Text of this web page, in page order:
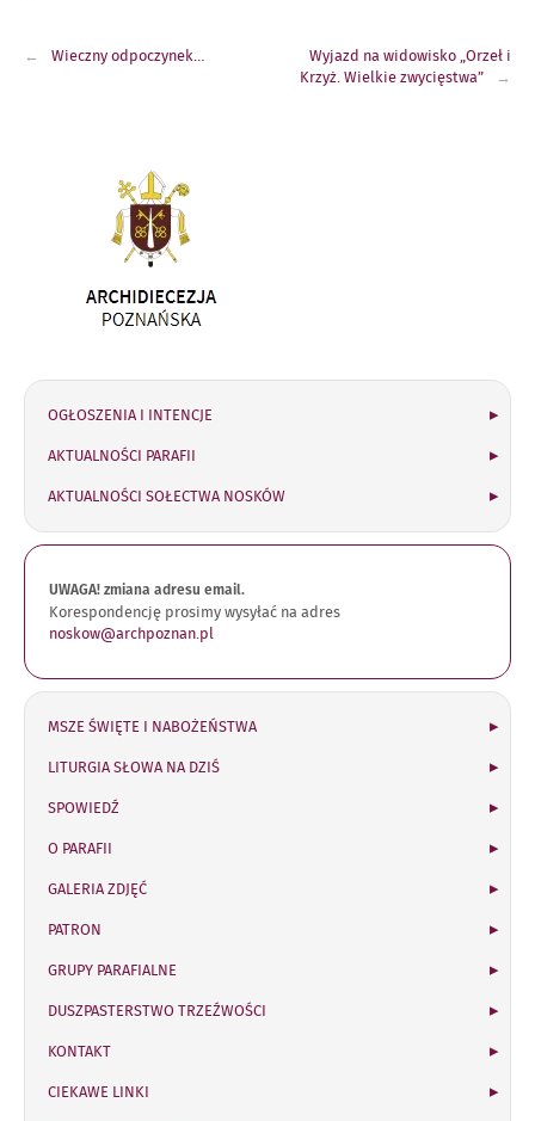
wpisu
Wieczny odpoczynek…
Wyjazd na widowisko „Orzeł i
Krzyż. Wielkie zwycięstwa”
OGŁOSZENIA I INTENCJE
AKTUALNOŚCI PARAFII
AKTUALNOŚCI SOŁECTWA NOSKÓW
UWAGA! zmiana adresu email.
Korespondencję prosimy wysyłać na adres
noskow@archpoznan.pl
MSZE ŚWIĘTE I NABOŻEŃSTWA
LITURGIA SŁOWA NA DZIŚ
SPOWIEDŹ
O PARAFII
GALERIA ZDJĘĆ
PATRON
GRUPY PARAFIALNE
DUSZPASTERSTWO TRZEŹWOŚCI
KONTAKT
CIEKAWE LINKI